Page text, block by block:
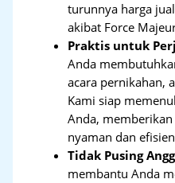
turunnya harga
akibat Force
Praktis untuk
Anda
acara pernikahan,
Kami siap
Anda,
nyaman dan
Tidak Pusing
membantu Anda